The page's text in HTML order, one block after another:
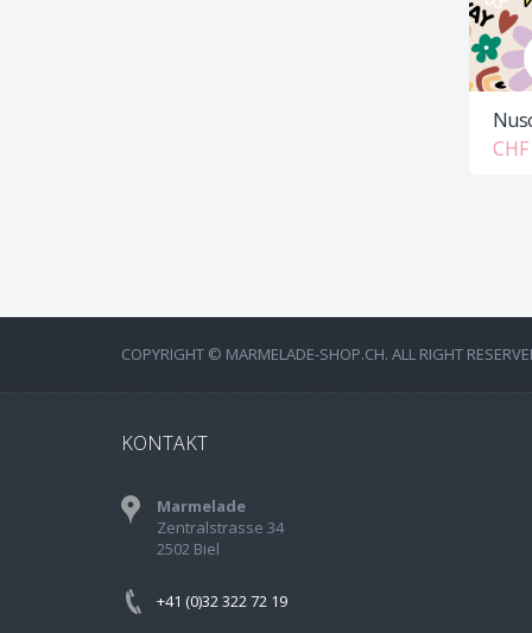
COPYRIGHT © MARMELADE-SHOP.CH. ALL RIGHT
KONTAKT
Marmelade
Zentralstrasse 34
2502 Biel
+41 (0)32 322 72 19